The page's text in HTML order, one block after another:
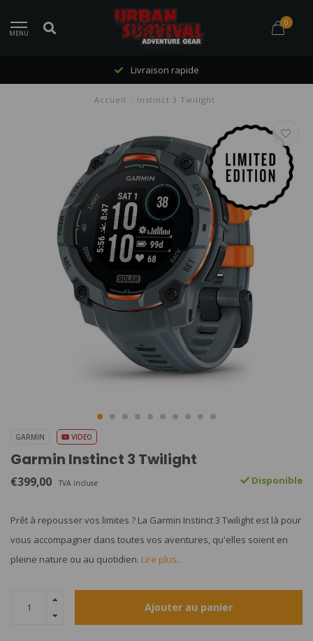
MENU
0
Livraison rapide
Accueil Instinct 3 Twilight
GARMIN VIDEO
Garmin Instinct 3 Twilight
€399,00 TVA incluse Disponible
Prêt à repousser vos limites ? La Garmin Instinct 3 Twilight est là pour
vous accompagner dans toutes vos aventures, qu'elles soient en
pleine nature ou au quotidien. Lire plus..
Ajouter au panier